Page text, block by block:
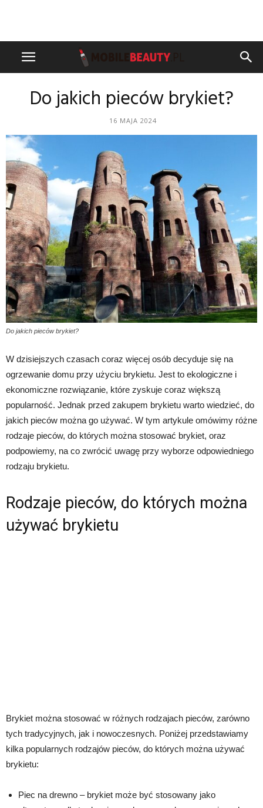
Do jakich pieców brykiet?
16 MAJA 2024
Do jakich pieców brykiet?
W dzisiejszych czasach coraz więcej osób decyduje się na
ogrzewanie domu przy użyciu brykietu. Jest to ekologiczne i
ekonomiczne rozwiązanie, które zyskuje coraz większą
popularność. Jednak przed zakupem brykietu warto wiedzieć, do
jakich pieców można go używać. W tym artykule omówimy różne
rodzaje pieców, do których można stosować brykiet, oraz
podpowiemy, na co zwrócić uwagę przy wyborze odpowiedniego
rodzaju brykietu.
Rodzaje pieców, do których można
używać brykietu
Brykiet można stosować w różnych rodzajach pieców, zarówno
tych tradycyjnych, jak i nowoczesnych. Poniżej przedstawiamy
kilka popularnych rodzajów pieców, do których można używać
brykietu:
Piec na drewno – brykiet może być stosowany jako